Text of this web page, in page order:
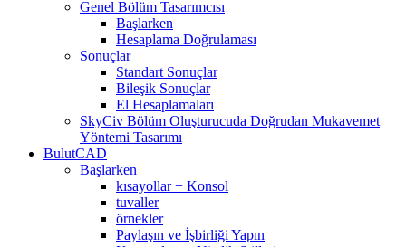
Genel Bölüm Tasarımcısı
Başlarken
Hesaplama Doğrulaması
Sonuçlar
Standart Sonuçlar
Bileşik Sonuçlar
El Hesaplamaları
SkyCiv Bölüm Oluşturucuda Doğrudan Mukavemet
Yöntemi Tasarımı
BulutCAD
Başlarken
kısayollar + Konsol
tuvaller
örnekler
Paylaşın ve İşbirliği Yapın